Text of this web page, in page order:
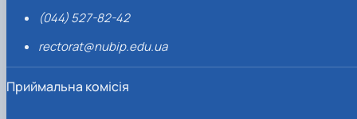
(044) 527-82-42
rectorat@nubip.edu.ua
Приймальна комісія